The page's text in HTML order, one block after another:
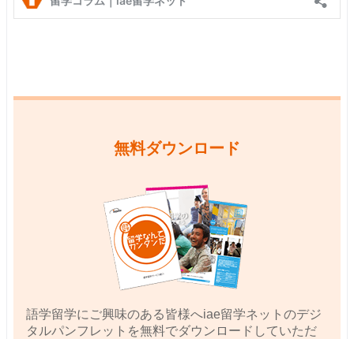
無料ダウンロード
語学留学にご興味のある皆様へiae留学ネットのデジ
タルパンフレットを無料でダウンロードしていただ